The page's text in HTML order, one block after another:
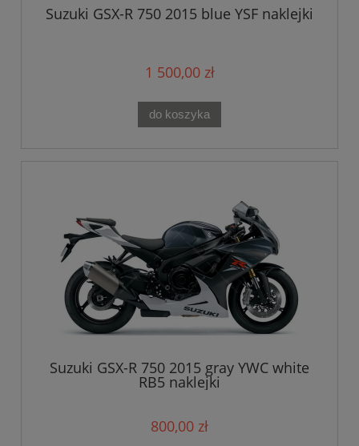
Suzuki GSX-R 750 2015 blue YSF naklejki
1 500,00 zł
do koszyka
Suzuki GSX-R 750 2015 gray YWC white
RB5 naklejki
800,00 zł